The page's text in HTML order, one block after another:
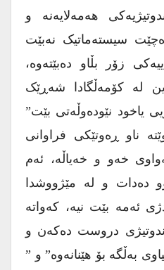
هەمەلایەنە و
سیستەماتیک نەبێت
زۆر بڵاو دەبێتەوە،
لە کۆمەڵگادا شەڕێک
نێودەوڵەتی بێت”
ناو ڕەوتێکی فراوانی
خەو و خەیاڵە، ئەم
دەدات و لە مێژووشدا
ئەمە بێت نیە، کەواتە
دروست دەکەن و
بەڵگە بۆ هێنانەوە” و ”